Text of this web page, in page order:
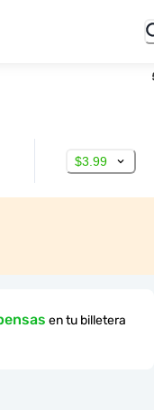
$3.99
en tu billetera